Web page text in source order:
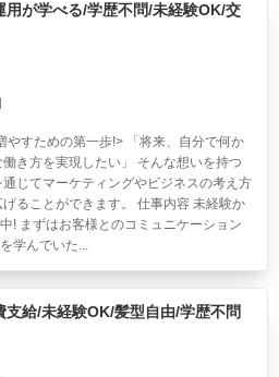
が学べる/学歴不問/未経験OK/交
やすための第一歩!> 「将来、自分で何か
き方を実現したい」 そんな想いを持つ
じてマーケティングやビジネスの考え方
ることができます。 仕事内容 未経験か
! まずはお客様とのコミュニケーション
学んでいた...
給/未経験OK/髪型自由/学歴不問